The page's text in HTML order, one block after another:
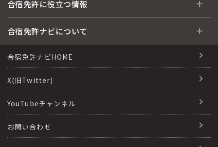
運転免許の種類(車種)
格安シーズン料金
出発地別おすすめ校
こだわり、テーマから探す
360度パノラマ教習所
合宿免許選びのアドバイス
合宿免許の入校までの流れ
合宿免許での免許取得の流れ
運転免許別モデルスケジュール
合宿免許に役立つ情報
合宿免許に役立つ情報
免許取消・失効による再取得
冬・雪国の合宿免許は大丈夫？
みんなが選んだ合宿免許の条件
合宿免許ナビについて
会社情報・代表メッセージ
会社概要
会社沿革・歴史
合宿免許ナビHOME
X(旧Twitter)
YouTubeチャンネル
お問い合わせ